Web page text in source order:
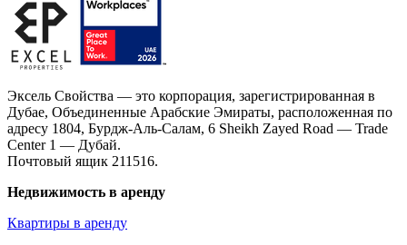
Эксель Свойства — это корпорация, зарегистрированная в
Дубае, Объединенные Арабские Эмираты, расположенная по
адресу 1804, Бурдж-Аль-Салам, 6 Sheikh Zayed Road — Trade
Center 1 — Дубай.
Почтовый ящик 211516.
Недвижимость в аренду
Квартиры в аренду